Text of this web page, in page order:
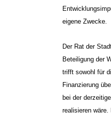
eigene Zwecke.
Der Rat der
Beteiligung der
trifft sowohl für
Finanzierung
bei der
realisieren